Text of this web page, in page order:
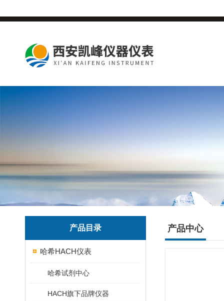
产品目录
哈希HACH仪表
哈希试剂中心
HACH旗下品牌仪器
产品中心